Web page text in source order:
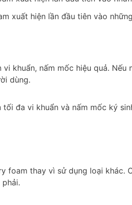
xuất hiện lần đầu tiên vào
khuẩn, nấm mốc hiệu quả.
dùng.
đa vi khuẩn và nấm mốc ký
foam thay vì sử dụng loại khác.